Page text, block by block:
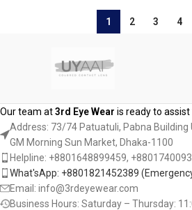
1 2 3 4
Our team at3rd Eye Wear is ready to assist
Address: 73/74 Patuatuli, Pabna Building
GM Morning Sun Market, Dhaka-1100
Helpline: +8801648899459,
What'sApp: +8801821452389‬
Email: info@3rdeyewear.com
Business Hours: Saturday – Thursday: